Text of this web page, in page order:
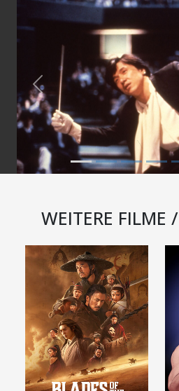
Previous
WEITERE FILME /